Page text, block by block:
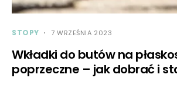
STOPY 7 WRZEŚNIA 2023
Wkładki do butów na
poprzeczne – jak dobrać i